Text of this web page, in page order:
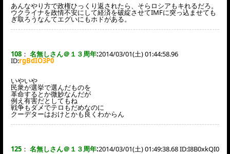
あんなやり方で政権ひっくり返されたら、そらロシアもキれるだろ。
ウクライナを政情不安にして経済を破綻させてIMFに突っ込ませても
ぎ取ろうなんてエグいにもホドがある。
108 ： 名無しさん＠１３周年:2014/03/01(土) 01:44:58.96
ID:rgBdIO3P0
いやいや
民衆が選挙で選んだものを
革命するとか微妙なんだが
例え有害だとしてもね
戦争もダメでテロもだめなのに
クーデターはおけとかも良くわからん
125 ： 名無しさん＠１３周年:2014/03/01(土) 01:49:38.68 ID:I8B0xkQI0